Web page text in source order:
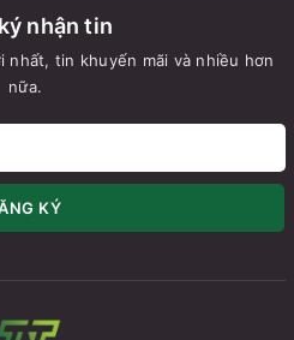
nhận tin
nhất, tin khuyến mãi và nhiều hơn
nữa.
KÝ